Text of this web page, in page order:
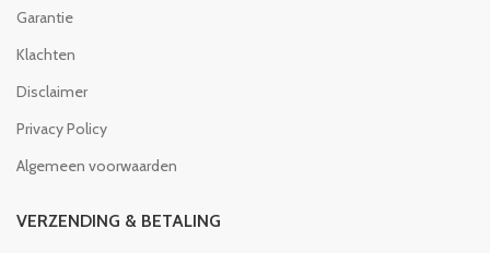
Garantie
Klachten
Disclaimer
Privacy Policy
Algemeen voorwaarden
VERZENDING & BETALING